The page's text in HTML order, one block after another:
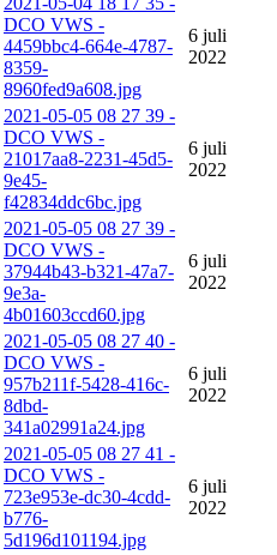
DCO VWS -
4459bbc4-664e-4787-
8359-
8960fed9a608.jpg
6 juli
2022
2021-05-05 08 27 39 -
DCO VWS -
21017aa8-2231-45d5-
9e45-
f42834ddc6bc.jpg
6 juli
2022
2021-05-05 08 27 39 -
DCO VWS -
37944b43-b321-47a7-
9e3a-
4b01603ccd60.jpg
6 juli
2022
2021-05-05 08 27 40 -
DCO VWS -
957b211f-5428-416c-
8dbd-
341a02991a24.jpg
6 juli
2022
2021-05-05 08 27 41 -
DCO VWS -
723e953e-dc30-4cdd-
b776-
5d196d101194.jpg
6 juli
2022